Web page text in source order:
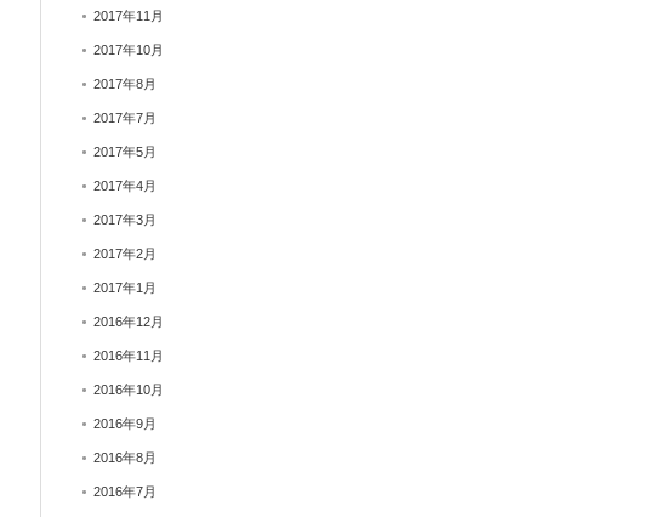
2017年11月
2017年10月
2017年8月
2017年7月
2017年5月
2017年4月
2017年3月
2017年2月
2017年1月
2016年12月
2016年11月
2016年10月
2016年9月
2016年8月
2016年7月